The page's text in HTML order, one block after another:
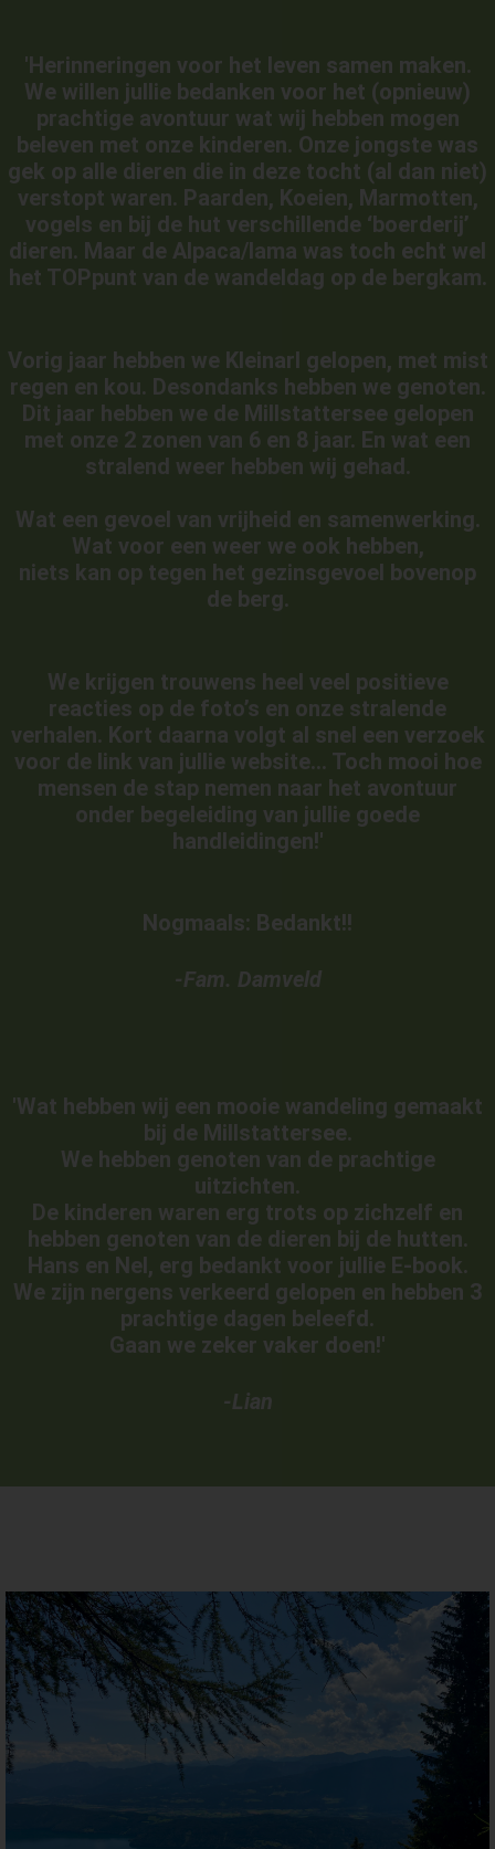
'Herinneringen voor het leven samen maken.
We willen jullie bedanken voor het (opnieuw)
prachtige avontuur wat wij hebben mogen
beleven met onze kinderen. Onze jongste was
gek op alle dieren die in deze tocht (al dan niet)
verstopt waren. Paarden, Koeien, Marmotten,
vogels en bij de hut verschillende ‘boerderij’
dieren. Maar de Alpaca/lama was toch echt wel
het TOPpunt van de wandeldag op de bergkam.
Vorig jaar hebben we Kleinarl gelopen, met mist
regen en kou. Desondanks hebben we genoten.
Dit jaar hebben we de Millstattersee gelopen
met onze 2 zonen van 6 en 8 jaar. En wat een
stralend weer hebben wij gehad.
Wat een gevoel van vrijheid en samenwerking.
Wat voor een weer we ook hebben,
niets kan op tegen het gezinsgevoel bovenop
de berg.
We krijgen trouwens heel veel positieve
reacties op de foto’s en onze stralende
verhalen. Kort daarna volgt al snel een verzoek
voor de link van jullie website… Toch mooi hoe
mensen de stap nemen naar het avontuur
onder begeleiding van jullie goede
handleidingen!'
Nogmaals: Bedankt!!
-Fam. Damveld
'Wat hebben wij een mooie wandeling gemaakt
bij de Millstattersee.
We hebben genoten van de prachtige
uitzichten.
De kinderen waren erg trots op zichzelf en
hebben genoten van de dieren bij de hutten.
Hans en Nel, erg bedankt voor jullie E-book.
We zijn nergens verkeerd gelopen en hebben 3
prachtige dagen beleefd.
Gaan we zeker vaker doen!'
-Lian